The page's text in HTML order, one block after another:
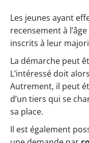
Les jeunes ayant
recensement à
inscrits à leur
La démarche peut
L’intéressé doit
Autrement, il peut
d’un tiers qui se
sa place.
Il est également